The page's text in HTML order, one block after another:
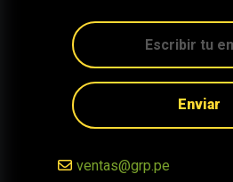
Enviar
ventas@grp.pe